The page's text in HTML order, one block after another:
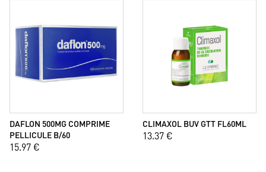
DAFLON 500MG COMPRIME
PELLICULE B/60
15.97 €
CLIMAXOL BUV GTT FL60ML
13.37 €